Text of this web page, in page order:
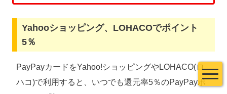
Yahooショッピング、LOHACOでポイント
5％
PayPayカードをYahoo!ショッピングやLOHACO(ロ
ハコ)で利用すると、いつでも還元率5％のPayPayポ